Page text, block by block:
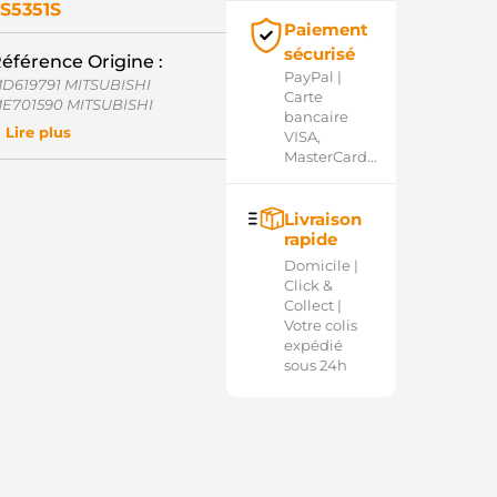
Origine :
MITSUBISHI
MITSUBISHI
CARGO
CASCO
MITSUBISHI
Lire plus
Paiement
sécurisé
PayPal |
Carte
bancaire
VISA,
MasterCard...
Livraison
rapide
Domicile |
Click &
Collect |
Votre colis
expédié
sous 24h